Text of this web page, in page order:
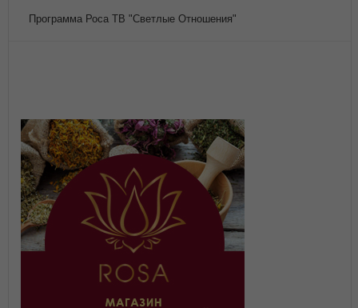
Программа Роса ТВ "Светлые Отношения"